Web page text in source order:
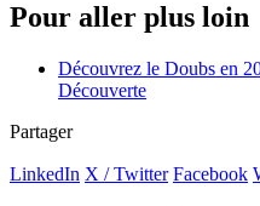
Pour aller plus loin
Découvrez le Doubs en
Découverte
Partager
LinkedIn X / Twitter Facebook